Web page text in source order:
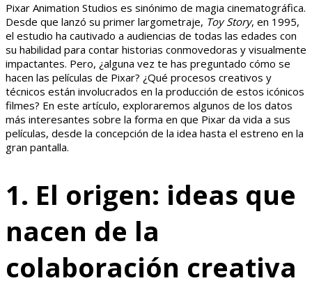
Pixar Animation Studios es sinónimo de magia cinematográfica.
Desde que lanzó su primer largometraje, Toy Story, en 1995,
el estudio ha cautivado a audiencias de todas las edades con
su habilidad para contar historias conmovedoras y visualmente
impactantes. Pero, ¿alguna vez te has preguntado cómo se
hacen las películas de Pixar? ¿Qué procesos creativos y
técnicos están involucrados en la producción de estos icónicos
filmes? En este artículo, exploraremos algunos de los datos
más interesantes sobre la forma en que Pixar da vida a sus
películas, desde la concepción de la idea hasta el estreno en la
gran pantalla.
1. El origen: ideas que
nacen de la
colaboración creativa